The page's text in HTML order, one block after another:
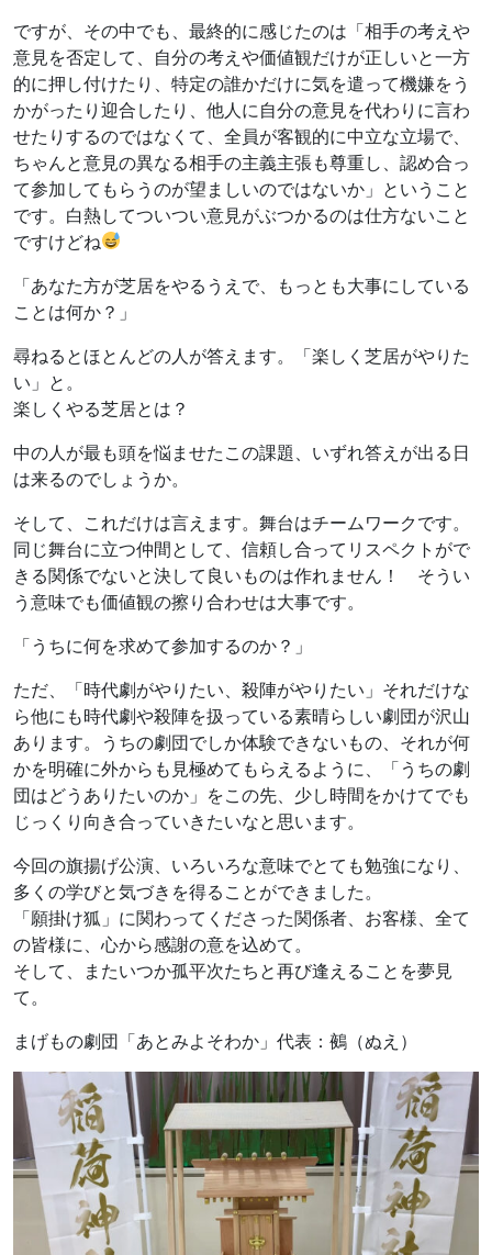
ですが、その中でも、最終的に感じたのは「相手の考えや
意見を否定して、自分の考えや価値観だけが正しいと一方
的に押し付けたり、特定の誰かだけに気を遣って機嫌をう
かがったり迎合したり、他人に自分の意見を代わりに言わ
せたりするのではなくて、全員が客観的に中立な立場で、
ちゃんと意見の異なる相手の主義主張も尊重し、認め合っ
て参加してもらうのが望ましいのではないか」ということ
です。白熱してついつい意見がぶつかるのは仕方ないこと
ですけどね
「あなた方が芝居をやるうえで、もっとも大事にしている
ことは何か？」
尋ねるとほとんどの人が答えます。「楽しく芝居がやりた
い」と。
楽しくやる芝居とは？
中の人が最も頭を悩ませたこの課題、いずれ答えが出る日
は来るのでしょうか。
そして、これだけは言えます。舞台はチームワークです。
同じ舞台に立つ仲間として、信頼し合ってリスペクトがで
きる関係でないと決して良いものは作れません！ そうい
う意味でも価値観の擦り合わせは大事です。
「うちに何を求めて参加するのか？」
ただ、「時代劇がやりたい、殺陣がやりたい」それだけな
ら他にも時代劇や殺陣を扱っている素晴らしい劇団が沢山
あります。うちの劇団でしか体験できないもの、それが何
かを明確に外からも見極めてもらえるように、「うちの劇
団はどうありたいのか」をこの先、少し時間をかけてでも
じっくり向き合っていきたいなと思います。
今回の旗揚げ公演、いろいろな意味でとても勉強になり、
多くの学びと気づきを得ることができました。
「願掛け狐」に関わってくださった関係者、お客様、全て
の皆様に、心から感謝の意を込めて。
そして、またいつか孤平次たちと再び逢えることを夢見
て。
まげもの劇団「あとみよそわか」代表：鵺（ぬえ）